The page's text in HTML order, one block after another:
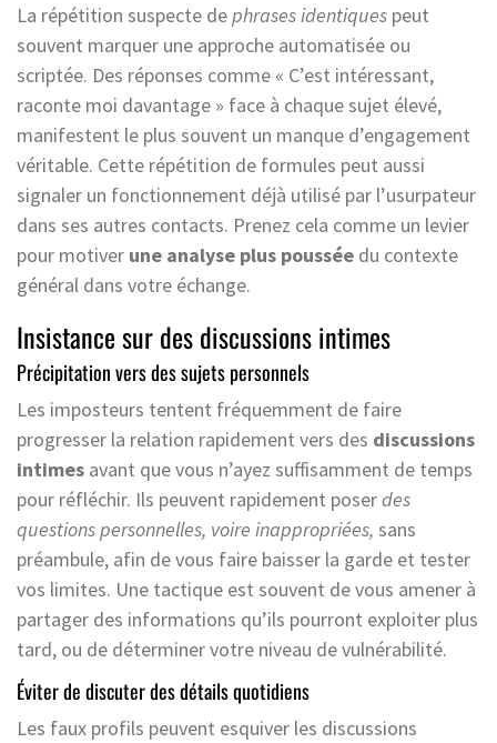
La répétition suspecte dephrases identiques peut
souvent marquer une approche automatisée ou
scriptée. Des réponses comme « C’est intéressant,
raconte moi davantage » face à chaque sujet élevé,
manifestent le plus souvent un manque d’engagement
véritable. Cette répétition de formules peut aussi
signaler un fonctionnement déjà utilisé par l’usurpateur
dans ses autres contacts. Prenez cela comme un levier
pour motiver une analyse plus poussée du contexte
général dans votre échange.
Insistance sur des discussions intimes
Précipitation vers des sujets personnels
Les imposteurs tentent fréquemment de faire
progresser la relation rapidement vers des discussions
intimes avant que vous n’ayez suffisamment de temps
pour réfléchir. Ils peuvent rapidement poserdes
questions personnelles, voire inappropriées, sans
préambule, afin de vous faire baisser la garde et tester
vos limites. Une tactique est souvent de vous amener à
partager des informations qu’ils pourront exploiter plus
tard, ou de déterminer votre niveau de vulnérabilité.
Éviter de discuter des détails quotidiens
Les faux profils peuvent esquiver les discussions